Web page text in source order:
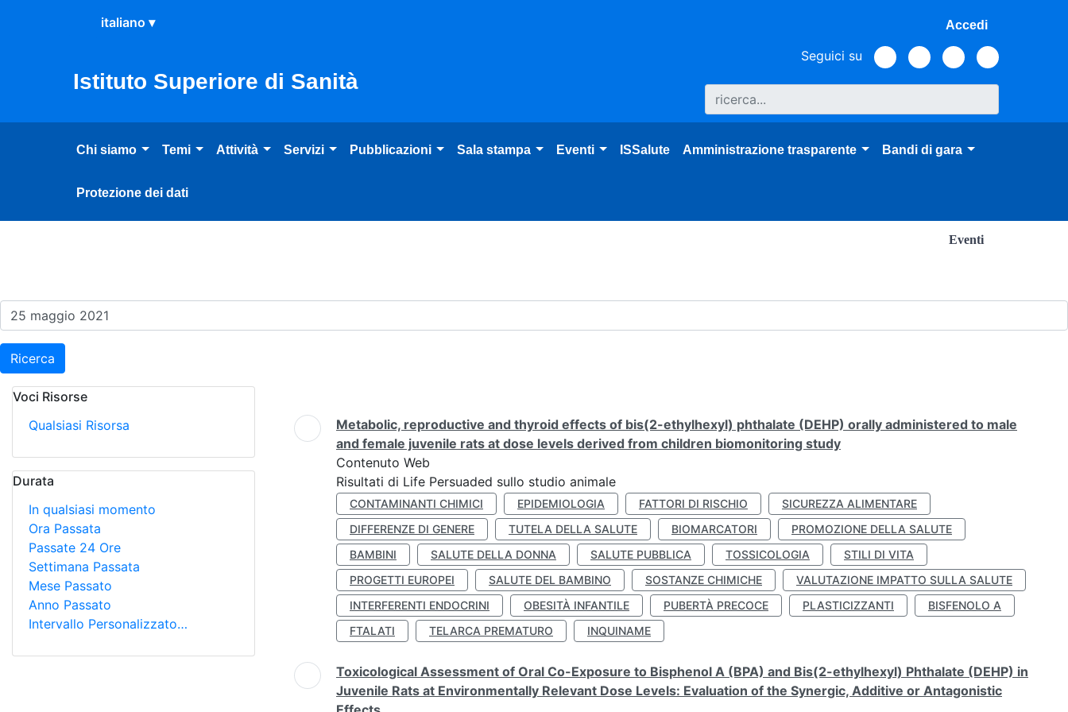
Salta al Contenuto
Salta al Footer
Accedi
Istituto Superiore di Sanità
Seguici su
Chi siamo Temi Attività Servizi Pubblicazioni Sala stampa Eventi ISSalute Amministrazione trasparente Bandi di gara
Protezione dei dati
Eventi
Ricerca
Voci Risorse
Qualsiasi Risorsa
Durata
In qualsiasi momento
Ora Passata
Passate 24 Ore
Settimana Passata
Mese Passato
Anno Passato
Intervallo Personalizzato…
Ricerca
Metabolic, reproductive and thyroid effects of bis(2-ethylhexyl) phthalate (DEHP) orally administered to male
and female juvenile rats at dose levels derived from children biomonitoring study
Contenuto Web
Risultati di Life Persuaded sullo studio animale
CONTAMINANTI CHIMICI EPIDEMIOLOGIA FATTORI DI RISCHIO
SICUREZZA ALIMENTARE
DIFFERENZE DI GENERE
TUTELA DELLA SALUTE BIOMARCATORI
PROMOZIONE DELLA SALUTE
BAMBINI
SALUTE DELLA DONNA SALUTE PUBBLICA TOSSICOLOGIA
STILI DI VITA
PROGETTI EUROPEI
SALUTE DEL BAMBINO SOSTANZE CHIMICHE
VALUTAZIONE IMPATTO SULLA SALUTE
INTERFERENTI ENDOCRINI
OBESITÀ INFANTILE PUBERTÀ PRECOCE PLASTICIZZANTI
BISFENOLO A
FTALATI
TELARCA PREMATURO INQUINAME
Toxicological Assessment of Oral Co-Exposure to Bisphenol A (BPA) and Bis(2-ethylhexyl) Phthalate (DEHP) in
Juvenile Rats at Environmentally Relevant Dose Levels: Evaluation of the Synergic, Additive or Antagonistic